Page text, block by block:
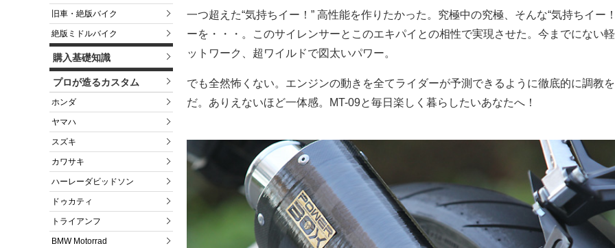
旧車・絶版バイク
絶版ミドルバイク
購入基礎知識
プロが造るカスタム
ホンダ
ヤマハ
スズキ
カワサキ
ハーレーダビッドソン
ドゥカティ
トライアンフ
BMW Motorrad
一つ超えた“気持ちイー！” 高性能を作りたかった。究極中の究極、そんな“気持ちイー
ーを・・・。このサイレンサーとこのエキパイとの相性で実現させた。今までにない
ットワーク、超ワイルドで図太いパワー。
でも全然怖くない。エンジンの動きを全てライダーが予測できるように徹底的に調教
だ。ありえないほど一体感。MT-09と毎日楽しく暮らしたいあなたへ！